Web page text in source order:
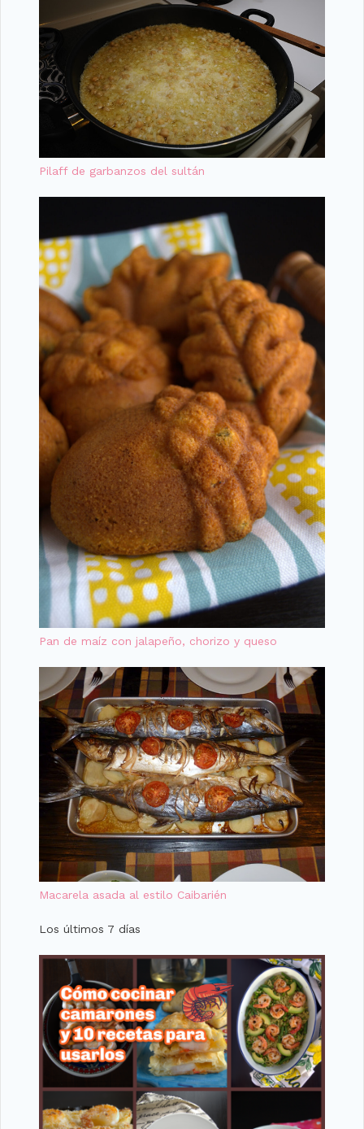
Pilaff de garbanzos del sultán
Pan de maíz con jalapeño, chorizo y queso
Macarela asada al estilo Caibarién
Los últimos 7 días